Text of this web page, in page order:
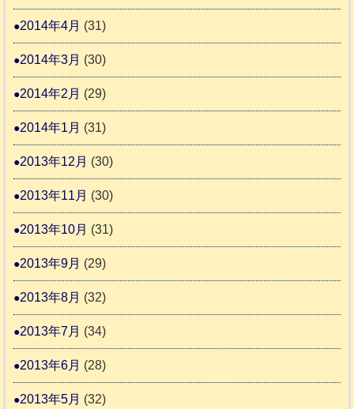
2014年4月 (31)
2014年3月 (30)
2014年2月 (29)
2014年1月 (31)
2013年12月 (30)
2013年11月 (30)
2013年10月 (31)
2013年9月 (29)
2013年8月 (32)
2013年7月 (34)
2013年6月 (28)
2013年5月 (32)